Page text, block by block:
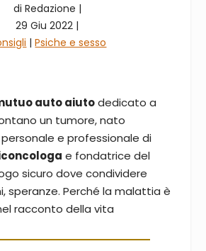
di Redazione |
29 Giu 2022 |
|Psiche e sesso
auto aiutodedicato a
un tumore, nato
personale e professionale di
e fondatrice del
sicuro dove condividere
speranze. Perché la malattia è
racconto della vita